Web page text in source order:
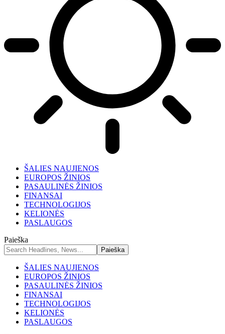
ŠALIES NAUJIENOS
EUROPOS ŽINIOS
PASAULINĖS ŽINIOS
FINANSAI
TECHNOLOGIJOS
KELIONĖS
PASLAUGOS
Paieška
ŠALIES NAUJIENOS
EUROPOS ŽINIOS
PASAULINĖS ŽINIOS
FINANSAI
TECHNOLOGIJOS
KELIONĖS
PASLAUGOS